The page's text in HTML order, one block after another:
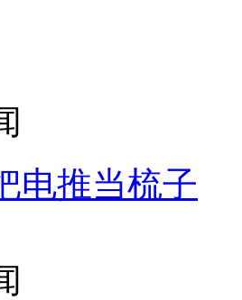
倒车逃窜
电推当梳子